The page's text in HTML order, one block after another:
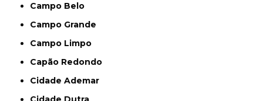
Campo Belo
Campo Grande
Campo Limpo
Capão Redondo
Cidade Ademar